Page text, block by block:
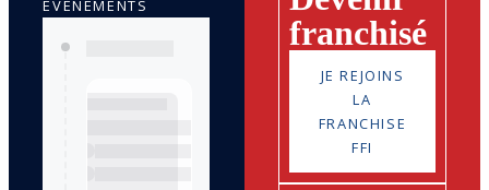
franchisé
JE REJOINS
LA
FRANCHISE
FFI
ÉVÉNEMENTS